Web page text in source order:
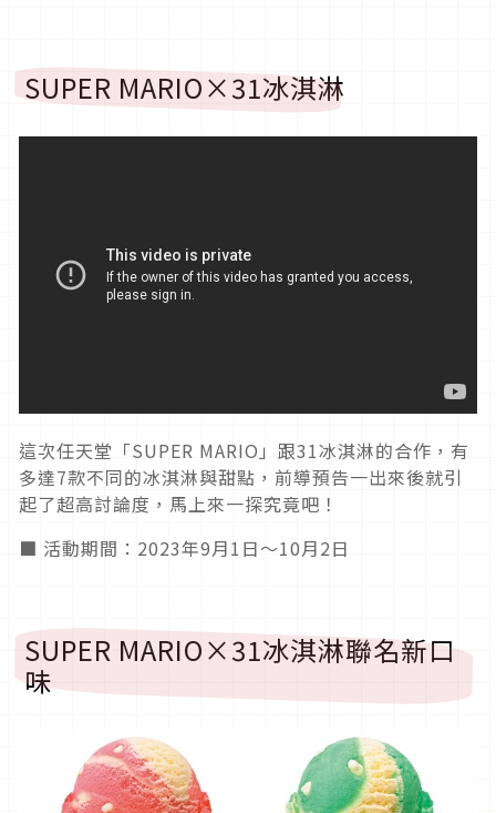
SUPER MARIO×31冰淇淋
這次任天堂「SUPER MARIO」跟31冰淇淋的合作，有
多達7款不同的冰淇淋與甜點，前導預告一出來後就引
起了超高討論度，馬上來一探究竟吧！
■ 活動期間：2023年9月1日〜10月2日
SUPER MARIO×31冰淇淋聯名新口
味